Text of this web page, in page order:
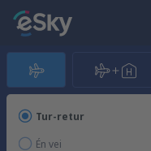
Tur-retur
Én vei